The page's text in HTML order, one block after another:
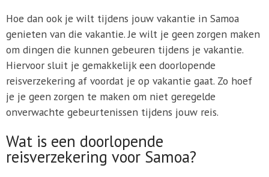
Hoe dan ook je wilt tijdens jouw vakantie in Samoa
genieten van die vakantie. Je wilt je geen zorgen maken
om dingen die kunnen gebeuren tijdens je vakantie.
Hiervoor sluit je gemakkelijk een doorlopende
reisverzekering af voordat je op vakantie gaat. Zo hoef
je je geen zorgen te maken om niet geregelde
onverwachte gebeurtenissen tijdens jouw reis.
Wat is een doorlopende
reisverzekering voor Samoa?